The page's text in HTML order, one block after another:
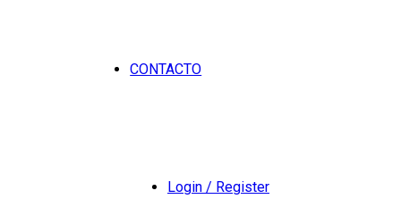
CONTACTO
Login / Register